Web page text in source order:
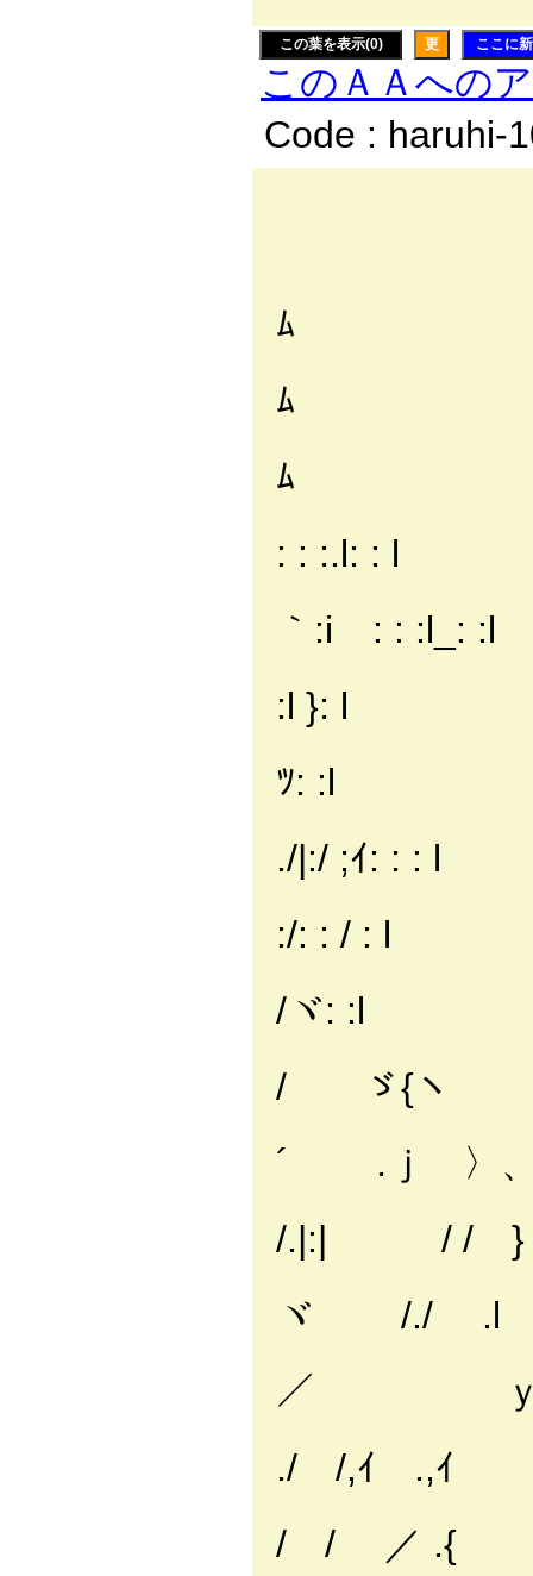
この葉を表示(0) 更 ここに
このＡＡへの
Code : haruhi-
ﾑ
ﾑ
ﾑ
: : :.l: : l
｀:iゞ: : :l_: :l
:l }: l
ﾂ: :l
./|:/ ;ｲ: : : l
:/: : / : l
/ヾ: :l
/ ゞ{ヽ
´ .ｊ 〉
/.|:| / / }
ヾ /./ .l
／ ｙ
./ /,ｲ .,ｲ
/ / ／ .{